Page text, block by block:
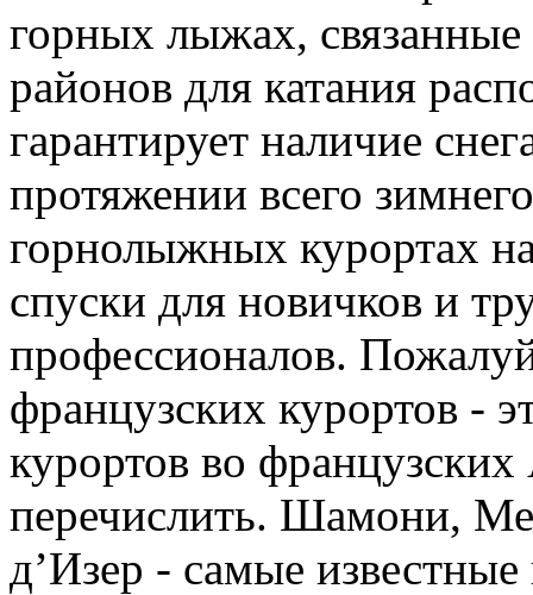
горных лыжах,
районов для катания
гарантирует наличие
протяжении всего
горнолыжных курортах
спуски для новичков и
профессионалов.
французских курортов -
курортов во
перечислить. Шамони,
д’Изер - самые